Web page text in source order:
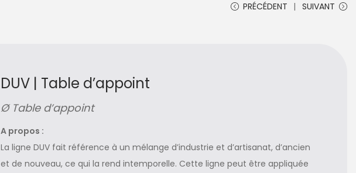
PRÉCÉDENT SUIVANT
DUV | Table d’appoint
Ø Table d’appoint
A propos :
La ligne DUV fait référence à un mélange d’industrie et d’artisanat, d’ancien
et de nouveau, ce qui la rend intemporelle. Cette ligne peut être appliquée